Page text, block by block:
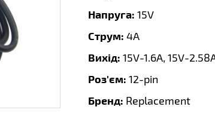
Напруга: 15V
Струм: 4A
Вихід: 15V-1.6A, 15V-
Роз'єм: 12-pin
Бренд: Replacement